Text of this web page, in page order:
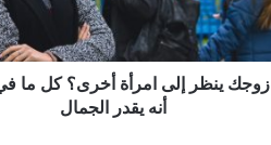
زوجك ينظر إلى امرأة أخرى؟ كل ما في
أنه يقدر الجمال